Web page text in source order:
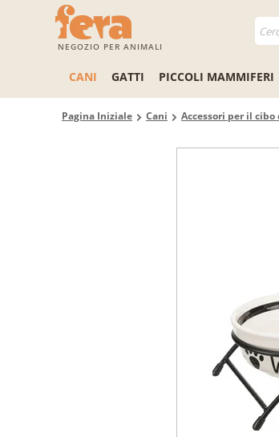
NEGOZIO PER ANIMALI
CANI GATTI PICCOLI MAMMIFERI
Pagina Iniziale Cani Accessori per il cibo